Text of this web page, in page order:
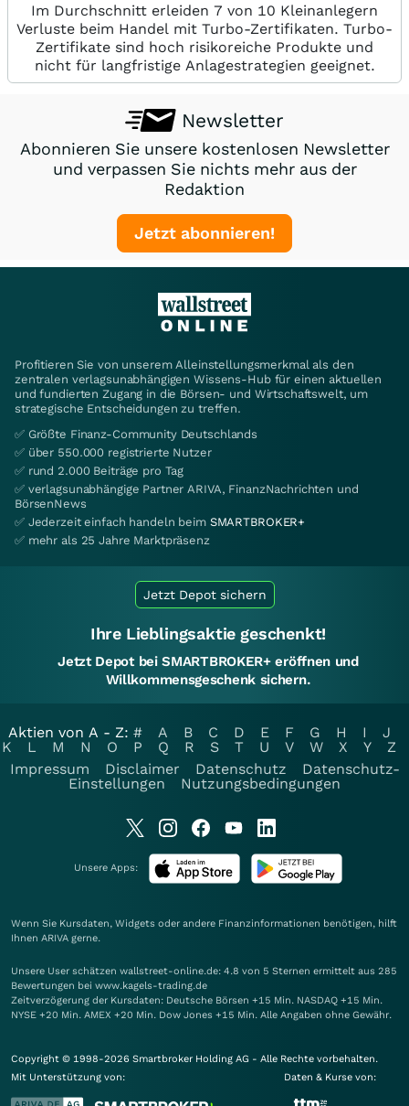
Im Durchschnitt erleiden 7 von 10 Kleinanlegern
Verluste beim Handel mit Turbo-Zertifikaten. Turbo-
Zertifikate sind hoch risikoreiche Produkte und
nicht für langfristige Anlagestrategien geeignet.
Newsletter
Abonnieren Sie unsere kostenlosen Newsletter
und verpassen Sie nichts mehr aus der
Redaktion
Jetzt abonnieren!
Profitieren Sie von unserem Alleinstellungsmerkmal als den
zentralen verlagsunabhängigen Wissens-Hub für einen aktuellen
und fundierten Zugang in die Börsen- und Wirtschaftswelt, um
strategische Entscheidungen zu treffen.
✅ Größte Finanz-Community Deutschlands
✅ über 550.000 registrierte Nutzer
✅ rund 2.000 Beiträge pro Tag
✅ verlagsunabhängige Partner ARIVA, FinanzNachrichten und
BörsenNews
✅ Jederzeit einfach handeln beim SMARTBROKER+
✅ mehr als 25 Jahre Marktpräsenz
Jetzt Depot sichern
Ihre Lieblingsaktie geschenkt!
Jetzt Depot bei SMARTBROKER+ eröffnen und
Willkommensgeschenk sichern.
Aktien von A - Z: # A B C D E F G H I
J
K
L M N O P Q R S T U V W X Y
Z
Impressum
Disclaimer Datenschutz
Datenschutz-
Einstellungen
Nutzungsbedingungen
Unsere Apps:
Wenn Sie Kursdaten, Widgets oder andere Finanzinformationen benötigen, hilft
Ihnen ARIVA gerne.
Unsere User schätzen wallstreet-online.de: 4.8 von 5 Sternen ermittelt aus 285
Bewertungen bei www.kagels-trading.de
Zeitverzögerung der Kursdaten: Deutsche Börsen +15 Min. NASDAQ +15 Min.
NYSE +20 Min. AMEX +20 Min. Dow Jones +15 Min. Alle Angaben ohne Gewähr.
Copyright © 1998-2026 Smartbroker Holding AG - Alle Rechte vorbehalten.
Mit Unterstützung von:
Daten & Kurse von: